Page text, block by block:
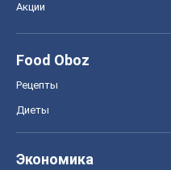
Акции
Food Oboz
Рецепты
Диеты
Экономика